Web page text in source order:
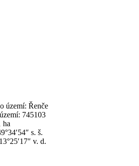
území: Řenče
745103
ha
s. š.
v. d.